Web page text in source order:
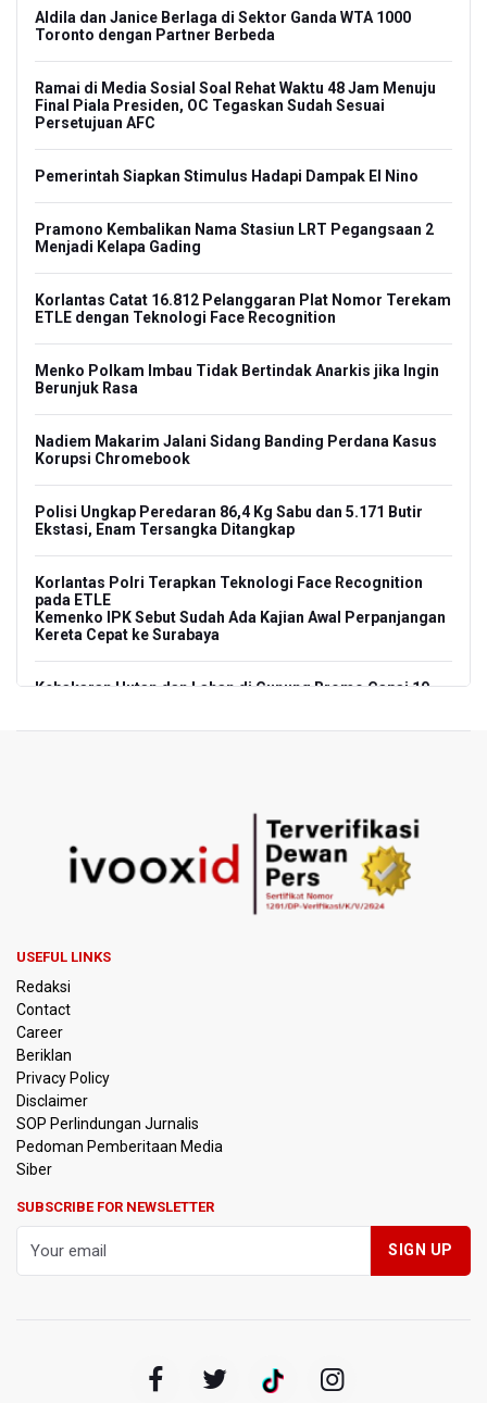
Aldila dan Janice Berlaga di Sektor Ganda WTA 1000
Toronto dengan Partner Berbeda
Ramai di Media Sosial Soal Rehat Waktu 48 Jam Menuju
Final Piala Presiden, OC Tegaskan Sudah Sesuai
Persetujuan AFC
Pemerintah Siapkan Stimulus Hadapi Dampak El Nino
Pramono Kembalikan Nama Stasiun LRT Pegangsaan 2
Menjadi Kelapa Gading
Korlantas Catat 16.812 Pelanggaran Plat Nomor Terekam
ETLE dengan Teknologi Face Recognition
Menko Polkam Imbau Tidak Bertindak Anarkis jika Ingin
Berunjuk Rasa
Nadiem Makarim Jalani Sidang Banding Perdana Kasus
Korupsi Chromebook
Polisi Ungkap Peredaran 86,4 Kg Sabu dan 5.171 Butir
Ekstasi, Enam Tersangka Ditangkap
Korlantas Polri Terapkan Teknologi Face Recognition
pada ETLE
Kemenko IPK Sebut Sudah Ada Kajian Awal Perpanjangan
Kereta Cepat ke Surabaya
Kebakaran Hutan dan Lahan di Gunung Bromo Capai 10
BRIN Kaji Peluang Industri Panel Surya Generasi Baru
Dikembangkan di Indonesia
BKSDA Riau Sebut Seekor Gajah Binaan PLG Minas Mati
Integrasi Teknologi Tol Jelang Libur Nataru
Amnesty International Kecam Penggusuran Paksa Petani
di Luwu Timur, Desak Hentikan Kekerasan terhadap
Warga Berdalih PSN
Kebakaran Landa Blok Bantengan di Kawasan Taman
Nasional Bromo Tengger Semeru, Tiga Jalur Akses
Wisata Ditutup
Malut United Pindah Kandang ke Semarang, Ganti Nama
Kepala BGN Sebut Putusan MK Justru Perkuat Program
USEFUL LINKS
Redaksi
Contact
Career
Beriklan
Privacy Policy
Disclaimer
SOP Perlindungan Jurnalis
Pedoman Pemberitaan Media
Siber
SUBSCRIBE FOR NEWSLETTER